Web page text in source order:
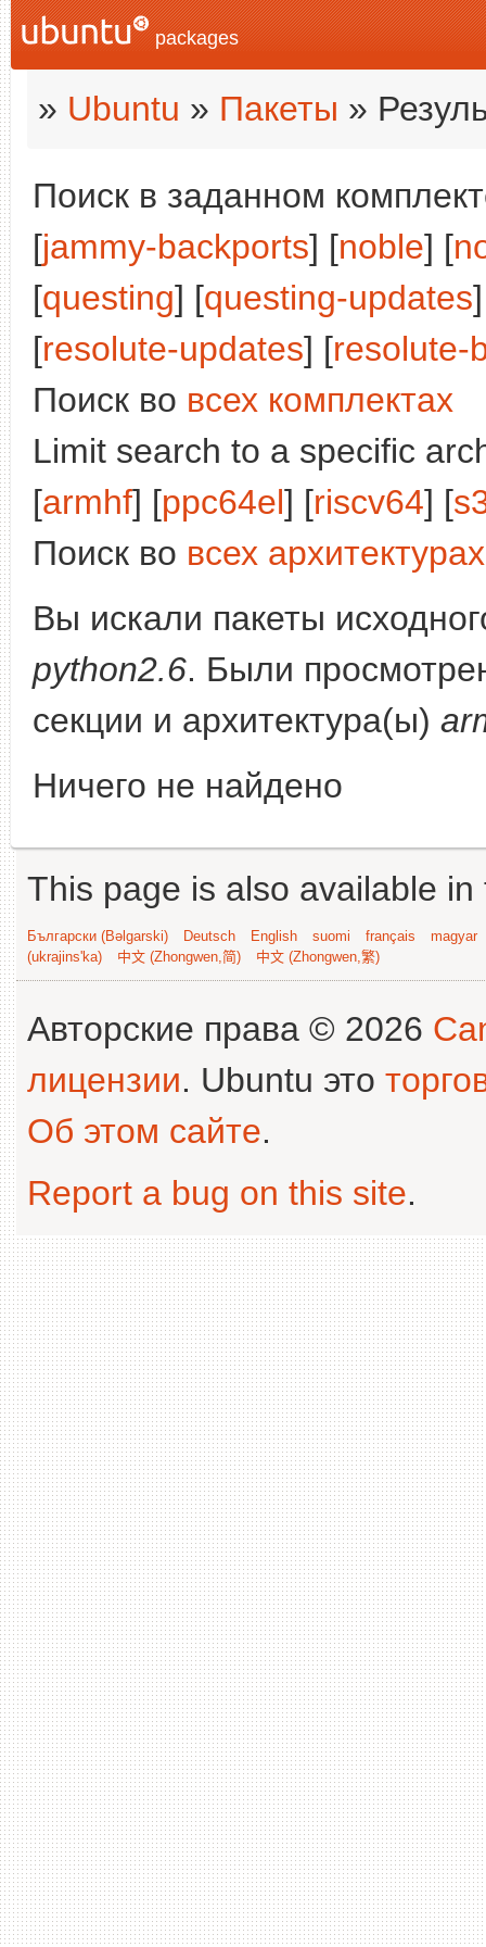
packages
» Ubuntu » Пакеты »
Поиск в заданном
[jammy-backports] [noble] [
[questing] [questing-updates
[resolute-updates] [resolute-
Поиск во всех комплектах
Limit search to a specific
[armhf] [ppc64el] [riscv64] [
Поиск во всех архитектурах
Вы искали пакеты
python2.6. Были
секции и архитектура(ы)
Ничего не найдено
This page is also available
Български (Bəlgarski) Deutsch English suomi français
magyar
(ukrajins'ka)
中文 (Zhongwen,简) 中文 (Zhongwen,繁)
Авторские права © 2026
лицензии. Ubuntu это
Об этом сайте.
Report a bug on this site.